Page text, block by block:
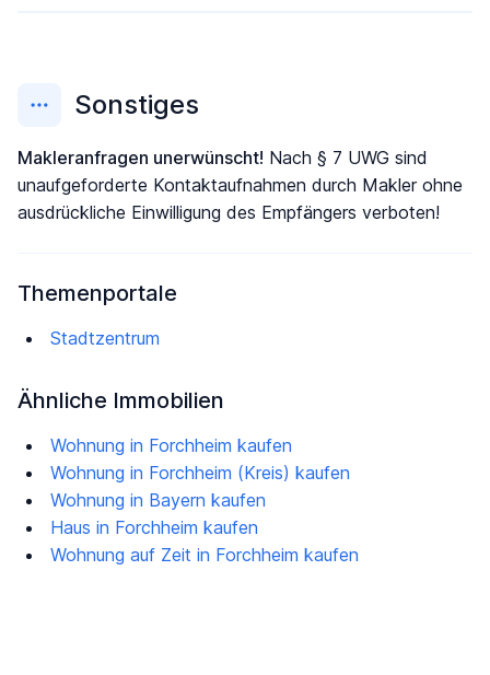
Sonstiges
Makleranfragen unerwünscht! Nach § 7 UWG sind
unaufgeforderte Kontaktaufnahmen durch Makler ohne
ausdrückliche Einwilligung des Empfängers verboten!
Themenportale
Stadtzentrum
Ähnliche Immobilien
Wohnung in Forchheim kaufen
Wohnung in Forchheim (Kreis) kaufen
Wohnung in Bayern kaufen
Haus in Forchheim kaufen
Wohnung auf Zeit in Forchheim kaufen